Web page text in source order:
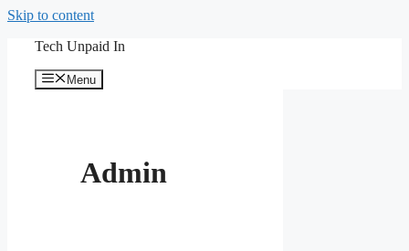
Skip to content
Tech Unpaid In
Menu
Admin